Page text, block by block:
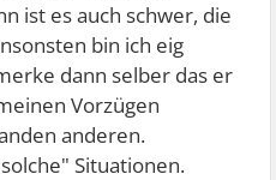
ist es auch schwer, die
bin ich eig
dann selber das er
Vorzügen
anderen.
Situationen.